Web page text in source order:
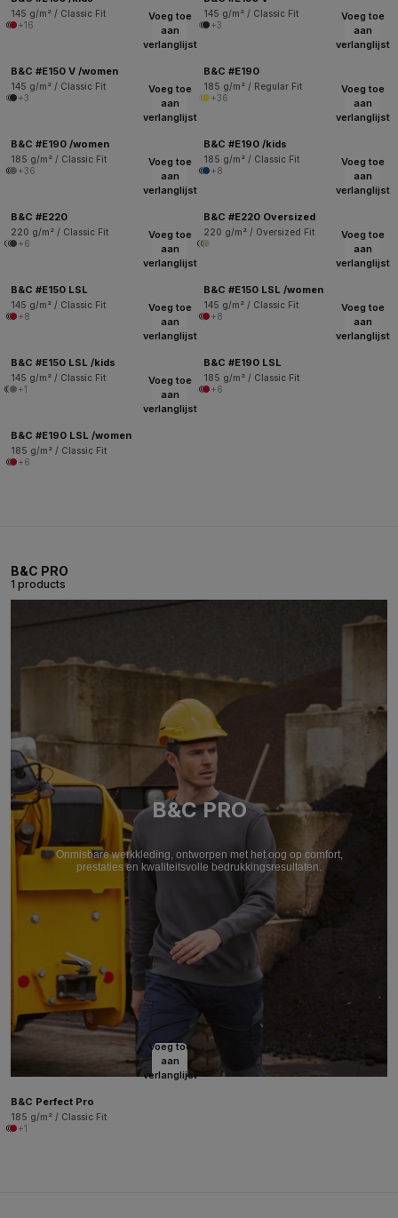
145 g/m² / Classic Fit
+16
145 g/m² / Classic Fit
+3
Voeg toe
aan
verlanglijst
B&C #E150 V /women
145 g/m² / Classic Fit
+3
Voeg toe
aan
verlanglijst
B&C #E190
185 g/m² / Regular Fit
+36
Voeg toe
aan
verlanglijst
B&C #E190 /women
185 g/m² / Classic Fit
+36
Voeg toe
aan
verlanglijst
B&C #E190 /kids
185 g/m² / Classic Fit
+8
Voeg toe
aan
verlanglijst
B&C #E220
220 g/m² / Classic Fit
+6
Voeg toe
aan
verlanglijst
B&C #E220 Oversized
220 g/m² / Oversized Fit
Voeg toe
aan
verlanglijst
B&C #E150 LSL
145 g/m² / Classic Fit
+8
Voeg toe
aan
verlanglijst
B&C #E150 LSL /women
145 g/m² / Classic Fit
+8
Voeg toe
aan
verlanglijst
B&C #E150 LSL /kids
145 g/m² / Classic Fit
+1
Voeg toe
aan
verlanglijst
B&C #E190 LSL
185 g/m² / Classic Fit
+6
Voeg toe
aan
verlanglijst
B&C #E190 LSL /women
185 g/m² / Classic Fit
+6
B&C PRO
1 products
B&C PRO
Onmisbare werkkleding, ontworpen met het oog op comfort,
prestaties en kwaliteitsvolle bedrukkingsresultaten.
Voeg toe
aan
verlanglijst
B&C Perfect Pro
185 g/m² / Classic Fit
+1